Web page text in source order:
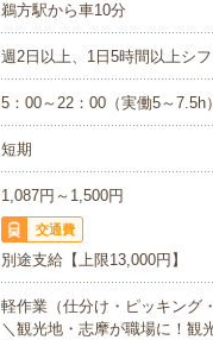
鵜方駅から車10分
週2日以上、1日5時間以上シ
5：00～22：00（実働5～
短期
1,087円～1,500円
交通費
別途支給【上限13,000円】
軽作業（仕分け・ピッキング
＼観光地・志摩が職場に！観